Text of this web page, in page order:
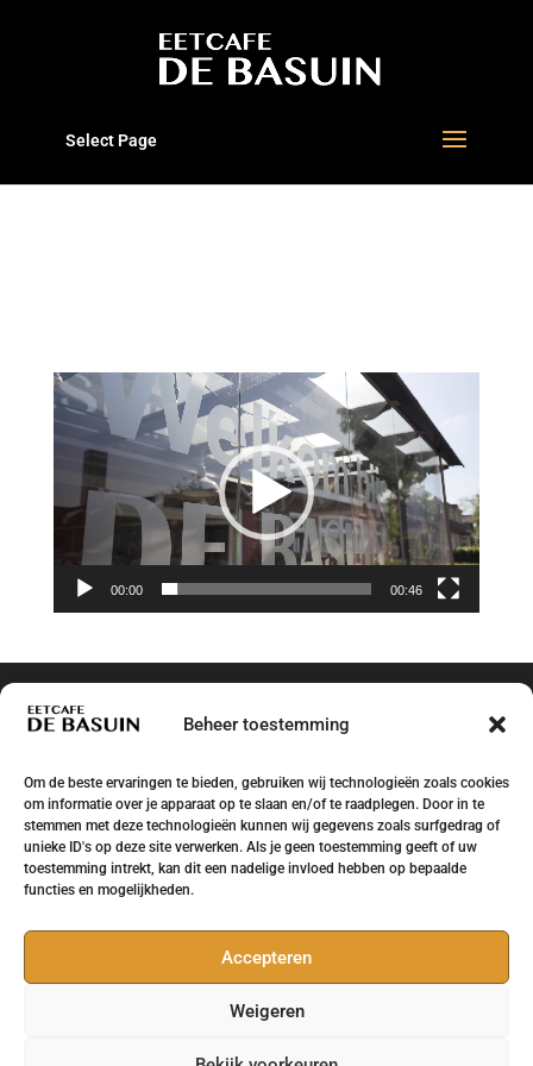
Beheer toestemming
Om de beste ervaringen te bieden, gebruiken wij technologieën zoals cookies
om informatie over je apparaat op te slaan en/of te raadplegen. Door in te
stemmen met deze technologieën kunnen wij gegevens zoals surfgedrag of
unieke ID's op deze site verwerken. Als je geen toestemming geeft of uw
toestemming intrekt, kan dit een nadelige invloed hebben op bepaalde
functies en mogelijkheden.
Accepteren
Weigeren
Select Page
Video
Player
00:00 00:46